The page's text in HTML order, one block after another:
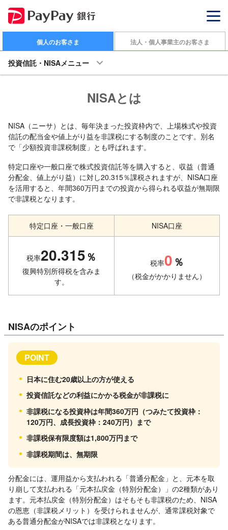
個人のお客さま 法人・個人事業主のお客さま
投資信託・NISAメニュー
NISAとは
NISA（ニーサ）とは、毎年決まった投資枠内で、上場株式や投資
信託の配当金や値上がり益を非課税にする制度のことです。別名
で「少額投資非課税制度」とも呼ばれます。
特定口座や一般口座で株式投資信託等を購入すると、収益（普通
分配金、値上がり益）に対し20.315％課税されますが、NISA口座
を活用すると、年間360万円までの投資から得られる収益が無期限
で非課税となります。
特定口座・一般口座 NISA口座
税率20.315 ％
復興特別所得税を含みま
す。
税率0 ％
（税金がかかりません）
NISAのポイント
POINT
日本に住む20歳以上の方が使える
投資信託などの利益にかかる税金が非課税に
非課税になる投資枠は年間360万円（つみたて投資枠：
120万円、成長投資枠：240万円）まで
非課税保有限度額は1,800万円まで
非課税期間は、無期限
分配金には、運用益から支払われる「普通分配金」と、元本を取
り崩して支払われる「元本払戻金（特別分配金）」の2種類があり
ます。元本払戻金（特別分配金）はそもそも非課税のため、NISA
の恩恵（非課税メリット）を受けられませんが、通常課税対象で
ある普通分配金がNISAでは非課税となります。